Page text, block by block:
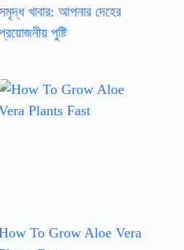
খাবার: আপনার দেহের
পুষ্টি
To Grow Aloe Vera